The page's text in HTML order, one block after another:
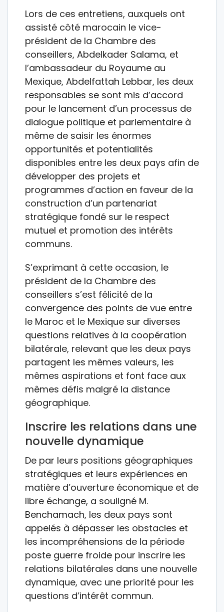
Lors de ces entretiens, auxquels ont
assisté côté marocain le vice-
président de la Chambre des
conseillers, Abdelkader Salama, et
l’ambassadeur du Royaume au
Mexique, Abdelfattah Lebbar, les deux
responsables se sont mis d’accord
pour le lancement d’un processus de
dialogue politique et parlementaire à
même de saisir les énormes
opportunités et potentialités
disponibles entre les deux pays afin de
développer des projets et
programmes d’action en faveur de la
construction d’un partenariat
stratégique fondé sur le respect
mutuel et promotion des intérêts
communs.
S’exprimant à cette occasion, le
président de la Chambre des
conseillers s’est félicité de la
convergence des points de vue entre
le Maroc et le Mexique sur diverses
questions relatives à la coopération
bilatérale, relevant que les deux pays
partagent les mêmes valeurs, les
mêmes aspirations et font face aux
mêmes défis malgré la distance
géographique.
Inscrire les relations dans une
nouvelle dynamique
De par leurs positions géographiques
stratégiques et leurs expériences en
matière d’ouverture économique et de
libre échange, a souligné M.
Benchamach, les deux pays sont
appelés à dépasser les obstacles et
les incompréhensions de la période
poste guerre froide pour inscrire les
relations bilatérales dans une nouvelle
dynamique, avec une priorité pour les
questions d’intérêt commun.